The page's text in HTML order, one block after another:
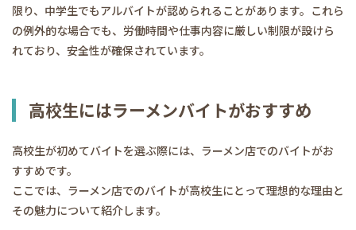
限り、中学生でもアルバイトが認められることがあります。これら
の例外的な場合でも、労働時間や仕事内容に厳しい制限が設けら
れており、安全性が確保されています。
高校生にはラーメンバイトがおすすめ
高校生が初めてバイトを選ぶ際には、ラーメン店でのバイトがお
すすめです。
ここでは、ラーメン店でのバイトが高校生にとって理想的な理由と
その魅力について紹介します。